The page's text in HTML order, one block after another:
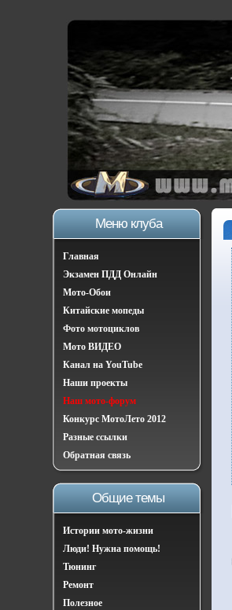
Меню клуба
Главная
Экзамен ПДД Онлайн
Мото-Обои
Китайские мопеды
Фото мотоциклов
Мото ВИДЕО
Канал на YouTube
Наши проекты
Наш мото-форум
Конкурс МотоЛето 2012
Разные ссылки
Обратная связь
Общие темы
Истории мото-жизни
Люди! Нужна помощь!
Тюнинг
Ремонт
Полезное